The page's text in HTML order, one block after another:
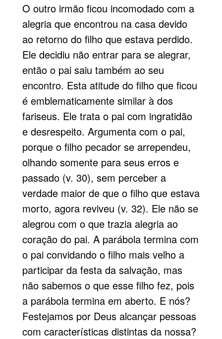
O outro irmão ficou incomodado com a
alegria que encontrou na casa devido
ao retorno do filho que estava perdido.
Ele decidiu não entrar para se alegrar,
então o pai saiu também ao seu
encontro. Esta atitude do filho que ficou
é emblematicamente similar à dos
fariseus. Ele trata o pai com ingratidão
e desrespeito. Argumenta com o pai,
porque o filho pecador se arrependeu,
olhando somente para seus erros e
passado (v. 30), sem perceber a
verdade maior de que o filho que estava
morto, agora reviveu (v. 32). Ele não se
alegrou com o que trazia alegria ao
coração do pai. A parábola termina com
o pai convidando o filho mais velho a
participar da festa da salvação, mas
não sabemos o que esse filho fez, pois
a parábola termina em aberto. E nós?
Festejamos por Deus alcançar pessoas
com características distintas da nossa?